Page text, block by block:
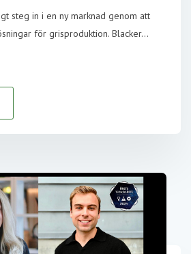
steg in i en ny marknad genom att
för grisproduktion. Blacker...